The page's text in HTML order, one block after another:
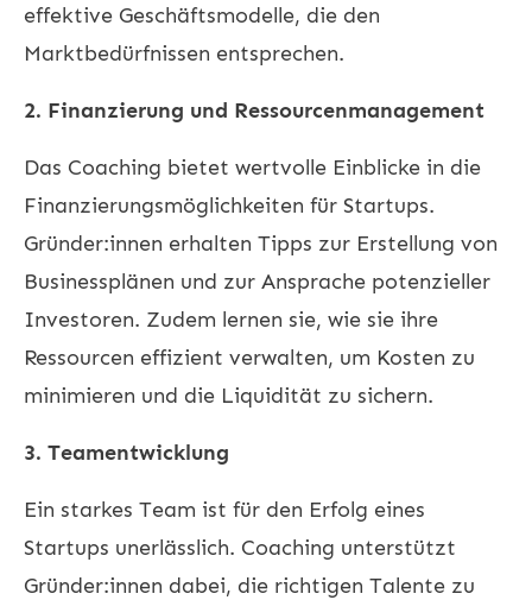
effektive Geschäftsmodelle, die den
Marktbedürfnissen entsprechen.
2. Finanzierung und Ressourcenmanagement
Das Coaching bietet wertvolle Einblicke in die
Finanzierungsmöglichkeiten für Startups.
Gründer:innen erhalten Tipps zur Erstellung von
Businessplänen und zur Ansprache potenzieller
Investoren. Zudem lernen sie, wie sie ihre
Ressourcen effizient verwalten, um Kosten zu
minimieren und die Liquidität zu sichern.
3. Teamentwicklung
Ein starkes Team ist für den Erfolg eines
Startups unerlässlich. Coaching unterstützt
Gründer:innen dabei, die richtigen Talente zu